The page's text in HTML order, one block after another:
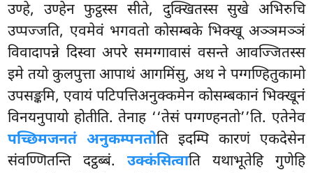
उण्हे, उण्हेन फुट्ठस्स सीते, दुक्खितस्स सुखे अभिरुचि
उप्पज्जति, एवमेवं भगवतो कोसम्बके भिक्खू अञ्ञमञ्ञं
विवादापन्ने दिस्वा अपरे समग्गावासं वसन्ते आवज्जितस्स
इमे तयो कुलपुत्ता आपाथं आगमिंसु, अथ ने पग्गण्हितुकामो
उपसङ्कमि, एवायं पटिपत्तिअनुक्कमेन कोसम्बकानं भिक्खूनं
विनयनुपायो होतीति. तेनाह ‘‘तेसं पग्गण्हनतो’’ति. एतेनेव
पच्छिमजनतं अनुकम्पनतोति इदम्पि कारणं एकदेसेन
संवण्णितन्ति दट्ठब्बं. उक्कंसित्वाति यथाभूतेहि गुणेहि